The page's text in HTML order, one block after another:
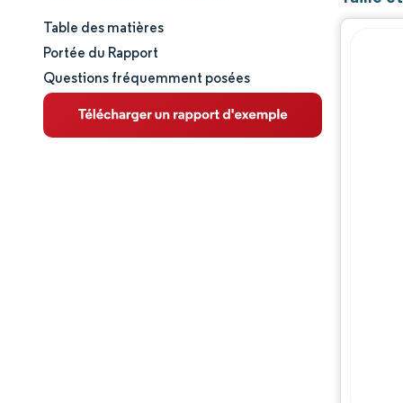
Taille et part de marché
Analyse du marché
Tendances et perspectives
Table des matières
Portée du Rapport
Questions fréquemment posées